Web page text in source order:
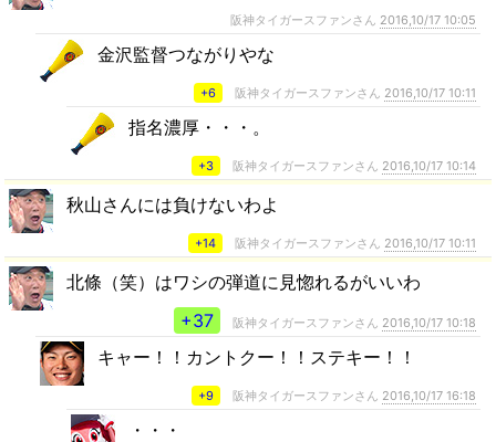
阪神タイガースファンさん 2016,10/17 10:05
金沢監督つながりやな
+6 阪神タイガースファンさん 2016,10/17 10:11
指名濃厚・・・。
+3 阪神タイガースファンさん 2016,10/17 10:14
秋山さんには負けないわよ
+14 阪神タイガースファンさん 2016,10/17 10:11
北條（笑）はワシの弾道に見惚れるがいいわ
+37
阪神タイガースファンさん 2016,10/17 10:18
キャー！！カントクー！！ステキー！！
+9 阪神タイガースファンさん 2016,10/17 16:18
・・・